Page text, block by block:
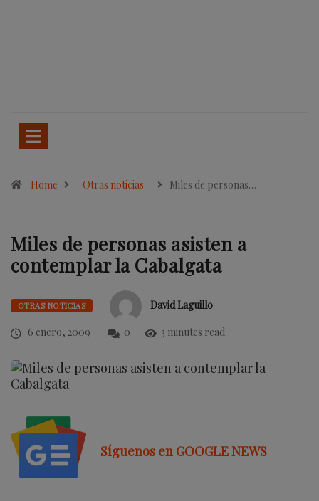
Home Otras noticias Miles de personas…
Miles de personas asisten a
contemplar la Cabalgata
OTRAS NOTICIAS
David Laguillo
6 enero, 2009
0 3 minutes read
Síguenos en GOOGLE NEWS